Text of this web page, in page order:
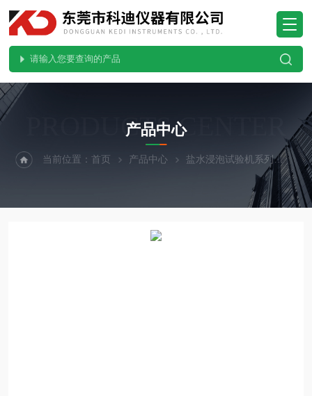
PRODUCTS CENTER
产品中心
当前位置：首页 产品中心 盐水浸泡试验机系列 高